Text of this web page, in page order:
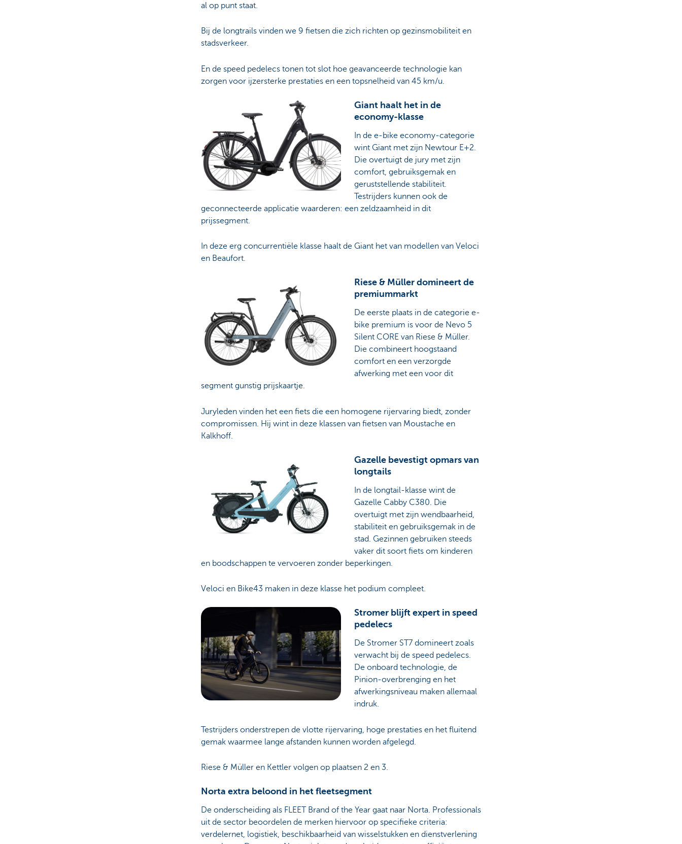
al op punt staat.
Bij de longtrails vinden we 9 fietsen die zich richten op gezinsmobiliteit en
stadsverkeer.
En de speed pedelecs tonen tot slot hoe geavanceerde technologie kan
zorgen voor ijzersterke prestaties en een topsnelheid van 45 km/u.
Giant haalt het in de
economy-klasse
In de e-bike economy-categorie
wint Giant met zijn Newtour E+2.
Die overtuigt de jury met zijn
comfort, gebruiksgemak en
geruststellende stabiliteit.
Testrijders kunnen ook de
geconnecteerde applicatie waarderen: een zeldzaamheid in dit
prijssegment.
In deze erg concurrentiële klasse haalt de Giant het van modellen van Veloci
en Beaufort.
Riese & Müller domineert de
premiummarkt
De eerste plaats in de categorie e-
bike premium is voor de Nevo 5
Silent CORE van Riese & Müller.
Die combineert hoogstaand
comfort en een verzorgde
afwerking met een voor dit
segment gunstig prijskaartje.
Juryleden vinden het een fiets die een homogene rijervaring biedt, zonder
compromissen. Hij wint in deze klassen van fietsen van Moustache en
Kalkhoff.
Gazelle bevestigt opmars van
longtails
In de longtail-klasse wint de
Gazelle Cabby C380. Die
overtuigt met zijn wendbaarheid,
stabiliteit en gebruiksgemak in de
stad. Gezinnen gebruiken steeds
vaker dit soort fiets om kinderen
en boodschappen te vervoeren zonder beperkingen.
Veloci en Bike43 maken in deze klasse het podium compleet.
Stromer blijft expert in speed
pedelecs
De Stromer ST7 domineert zoals
verwacht bij de speed pedelecs.
De onboard technologie, de
Pinion-overbrenging en het
afwerkingsniveau maken allemaal
indruk.
Testrijders onderstrepen de vlotte rijervaring, hoge prestaties en het fluitend
gemak waarmee lange afstanden kunnen worden afgelegd.
Riese & Müller en Kettler volgen op plaatsen 2 en 3.
Norta extra beloond in het fleetsegment
De onderscheiding als FLEET Brand of the Year gaat naar Norta. Professionals
uit de sector beoordelen de merken hiervoor op specifieke criteria:
verdelernet, logistiek, beschikbaarheid van wisselstukken en dienstverlening